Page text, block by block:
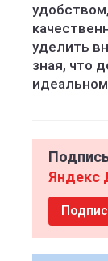
уделить
зная, что
Яндекс